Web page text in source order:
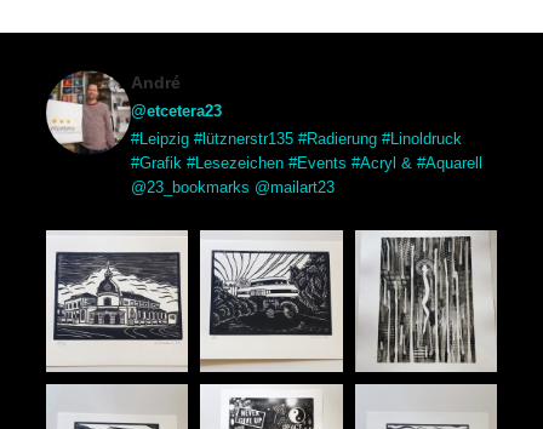
André
@etcetera23
#Leipzig #lütznerstr135 #Radierung #Linoldruck
#Grafik #Lesezeichen #Events #Acryl & #Aquarell
@23_bookmarks @mailart23